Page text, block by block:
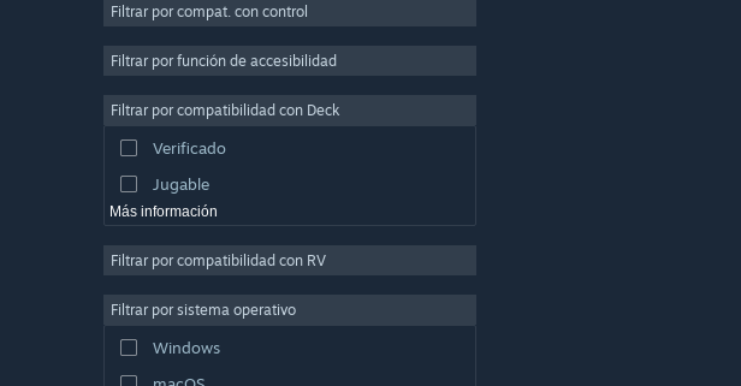
Simuladores
Producción de video
Edición fotográfica
Filtrar por compat. con control
Filtrar por función de accesibilidad
Filtrar por compatibilidad con Deck
Verificado
Jugable
Más información
Filtrar por compatibilidad con RV
Filtrar por sistema operativo
Windows